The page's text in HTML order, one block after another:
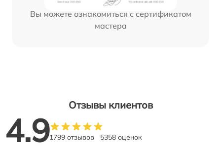
Вы можете ознакомиться с сертификатом
мастера
Отзывы клиентов
4.91799 отзывов 5358 оценок